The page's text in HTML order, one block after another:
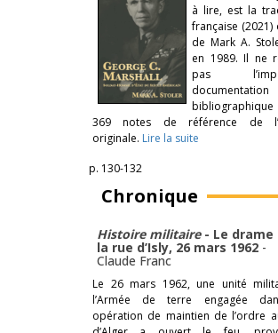
à lire, est la
française (2021)
de Mark A.
en 1989. Il ne
pas
documentation
369 notes de référence de
originale. Lire la suite
p. 130-132
Chronique
Histoire militaire- Le drame
la rue d’Isly, 26 mars 1962 -
Claude Franc
Le 26 mars 1962, une unité
l’Armée de terre engagée
opération de maintien de l’ordre